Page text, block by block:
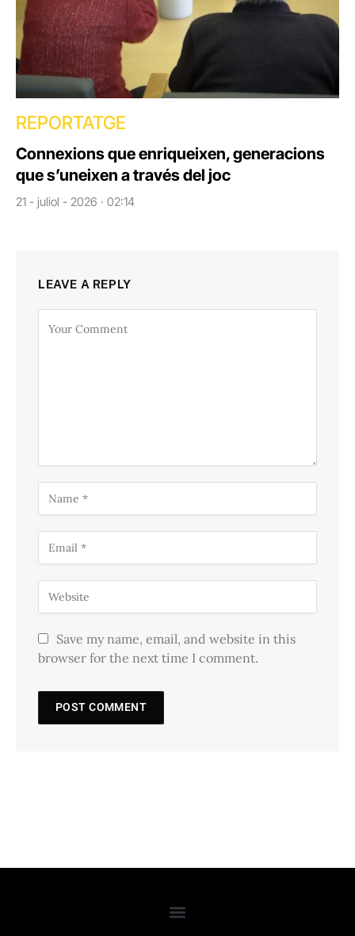
REPORTATGE
Connexions que enriqueixen, generacions
que s’uneixen a través del joc
21 - juliol - 2026 · 02:14
LEAVE A REPLY
Save my name, email, and website in this
browser for the next time I comment.